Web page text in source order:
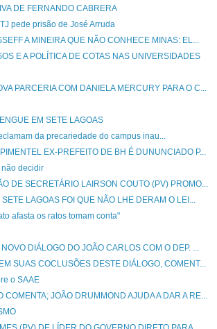
DE FERNANDO CABRERA
pede prisão de José Arruda
A MINEIRA QUE NÃO CONHECE MINAS: EL...
E A POLÍTICA DE COTAS NAS UNIVERSIDADES
PARCERIA COM DANIELA MERCURY PARA O C...
EM SETE LAGOAS
da precariedade do campus inau...
EX-PREFEITO DE BH É DUNUNCIADO P...
decidir
DE SECRETÁRIO LAIRSON COUTO (PV) PROMO...
LAGOAS FOI QUE NÃO LHE DERAM O LEI...
afasta os ratos tomam conta"
DIÁLOGO DO JOÃO CARLOS COM O DEP. ...
SUAS COCLUSÕES DESTE DIÁLOGO, COMENT...
o SAAE
COMENTA; JOÃO DRUMMOND AJUDA A DAR A RE...